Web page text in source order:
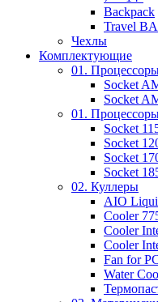
Backpack
Travel
Чехлы
Комплектующие
01.
Socket
Socket
01.
Socket
Socket
Socket
Socket
02. Куллеры
AIO
Cooler
Cooler
Cooler
Fan for
Water